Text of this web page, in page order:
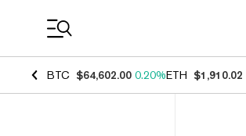
BTC $64,602.00 0.20%ETH $1,910.02